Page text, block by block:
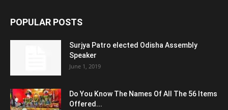
POPULAR POSTS
Surjya Patro elected Odisha Assembly
Speaker
June 1, 2019
Do You Know The Names Of All The 56 Items
Offered...